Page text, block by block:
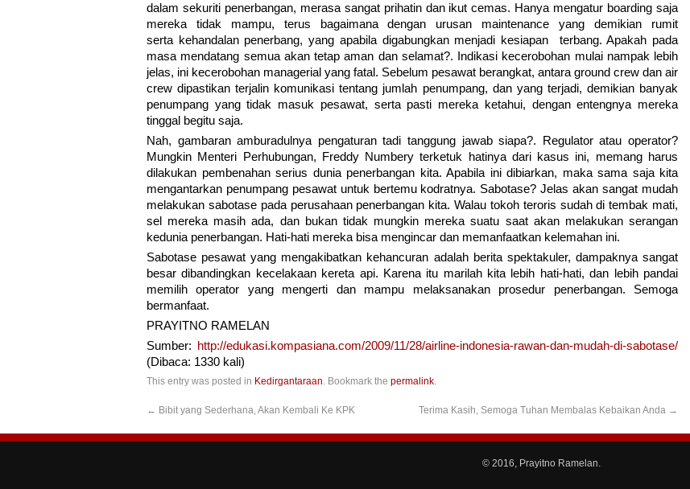
dalam sekuriti penerbangan, merasa sangat prihatin dan ikut cemas. Hanya mengatur boarding saja
mereka tidak mampu, terus bagaimana dengan urusan maintenance yang demikian rumit
serta kehandalan penerbang, yang apabila digabungkan menjadi kesiapan terbang. Apakah pada
masa mendatang semua akan tetap aman dan selamat?. Indikasi kecerobohan mulai nampak lebih
jelas, ini kecerobohan managerial yang fatal. Sebelum pesawat berangkat, antara ground crew dan air
crew dipastikan terjalin komunikasi tentang jumlah penumpang, dan yang terjadi, demikian banyak
penumpang yang tidak masuk pesawat, serta pasti mereka ketahui, dengan entengnya mereka
tinggal begitu saja.
Nah, gambaran amburadulnya pengaturan tadi tanggung jawab siapa?. Regulator atau operator?
Mungkin Menteri Perhubungan, Freddy Numbery terketuk hatinya dari kasus ini, memang harus
dilakukan pembenahan serius dunia penerbangan kita. Apabila ini dibiarkan, maka sama saja kita
mengantarkan penumpang pesawat untuk bertemu kodratnya. Sabotase? Jelas akan sangat mudah
melakukan sabotase pada perusahaan penerbangan kita. Walau tokoh teroris sudah di tembak mati,
sel mereka masih ada, dan bukan tidak mungkin mereka suatu saat akan melakukan serangan
kedunia penerbangan. Hati-hati mereka bisa mengincar dan memanfaatkan kelemahan ini.
Sabotase pesawat yang mengakibatkan kehancuran adalah berita spektakuler, dampaknya sangat
besar dibandingkan kecelakaan kereta api. Karena itu marilah kita lebih hati-hati, dan lebih pandai
memilih operator yang mengerti dan mampu melaksanakan prosedur penerbangan. Semoga
bermanfaat.
PRAYITNO RAMELAN
Sumber:
http://edukasi.kompasiana.com/2009/11/28/airline-indonesia-rawan-dan-mudah-di-sabotase/
(Dibaca: 1330 kali)
This entry was posted in Kedirgantaraan. Bookmark the permalink.
← Bibit yang Sederhana, Akan Kembali Ke KPK Terima Kasih, Semoga Tuhan Membalas Kebaikan Anda →
© 2016, Prayitno Ramelan.